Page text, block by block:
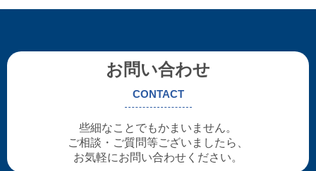
お問い合わせ
CONTACT
些細なことでもかまいません。
ご相談・ご質問等ございましたら、
お気軽にお問い合わせください。